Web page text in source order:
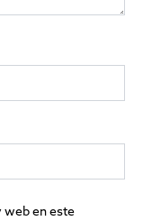
web en este